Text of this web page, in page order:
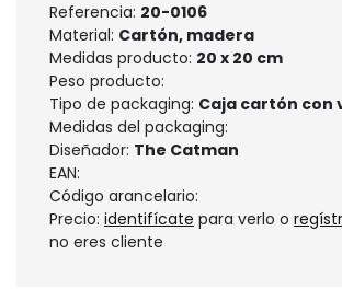
Referencia: 20-0106
Material: Cartón, madera
Medidas producto: 20 x 20 cm
Peso producto:
Tipo de packaging: Caja cartón con
Medidas del packaging:
Diseñador: The Catman
EAN:
Código arancelario:
Precio: identifícate para verlo o
no eres cliente